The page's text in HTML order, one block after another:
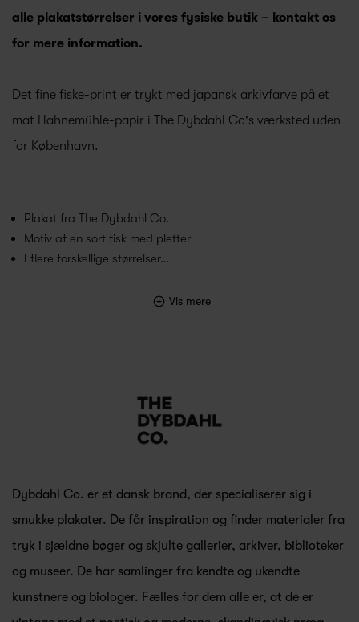
alle plakatstørrelser i vores fysiske butik – kontakt os
for mere information.
Det fine fiske-print er trykt med japansk arkivfarve på et
mat Hahnemühle-papir i The Dybdahl Co's værksted uden
for København.
Plakat fra The Dybdahl Co.
Motiv af en sort fisk med pletter
I flere forskellige størrelser…
Vis mere
Dybdahl Co. er et dansk brand, der specialiserer sig i
smukke plakater. De får inspiration og finder materialer fra
tryk i sjældne bøger og skjulte gallerier, arkiver, biblioteker
og museer. De har samlinger fra kendte og ukendte
kunstnere og biologer. Fælles for dem alle er, at de er